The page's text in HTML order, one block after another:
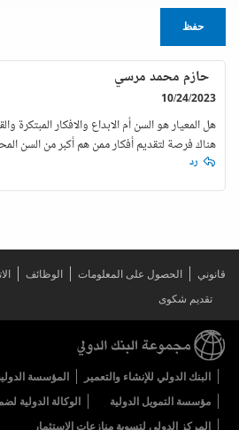
حفظ
حازم محمد مرسي
10/24/2023
هل المعيار هو السن أم الابداع والافكار المبتكرة
هناك فرصة لتقديم أفكار ممن هم أكبر من السن
رد
قانوني الحصول على المعلومات الوظائف
تقديم شكوى
البنك الدولي للإنشاء والتعمير
المؤسسة
مؤسسة التمويل الدولية
الوكالة الدولية
المركز الدولي لتسوية منازعات الاستثمار